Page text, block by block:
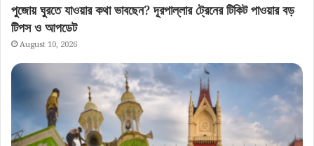
পুজোয় ঘুরতে যাওয়ার কথা ভাবছেন? দূরপাল্লার ট্রেনের টিকিট পাওয়ার বড়
টিপস ও আপডেট
August 10, 2026